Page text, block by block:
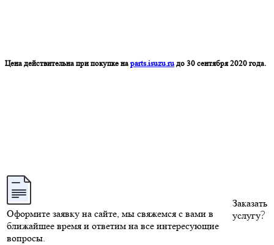
Цена действительна при покупке наparts.isuzu.ru до 30 сентября 2020 года.
Оформите заявку на сайте, мы свяжемся с вами в
ближайшее время и ответим на все интересующие
вопросы.
Заказать
услугу